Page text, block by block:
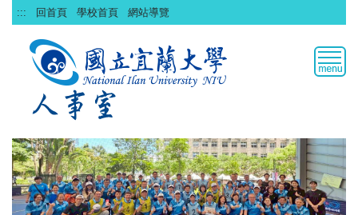
跳
到
::: 回首頁 學校首頁 網站導覽